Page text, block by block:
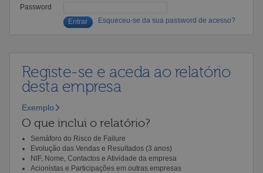
Password
Esqueceu-se da sua password de acesso?
Registe-se e aceda ao relatório
desta empresa
Exemplo
O que inclui o relatório?
Semáforo do Risco de Failure
Evolução das Vendas e Resultados (3 anos)
NIF, Nome, Contactos e Atividade da empresa
Acionistas e Participações em outras empresas